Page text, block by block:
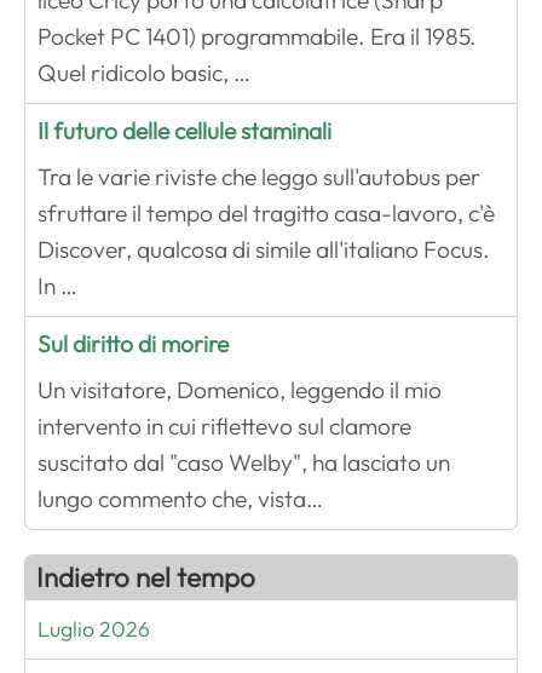
Pocket PC 1401) programmabile. Era il 1985.
Quel ridicolo basic, …
Il futuro delle cellule staminali
Tra le varie riviste che leggo sull'autobus per
sfruttare il tempo del tragitto casa-lavoro, c'è
Discover, qualcosa di simile all'italiano Focus.
In …
Sul diritto di morire
Un visitatore, Domenico, leggendo il mio
intervento in cui riflettevo sul clamore
suscitato dal "caso Welby", ha lasciato un
lungo commento che, vista…
Indietro nel tempo
Luglio 2026